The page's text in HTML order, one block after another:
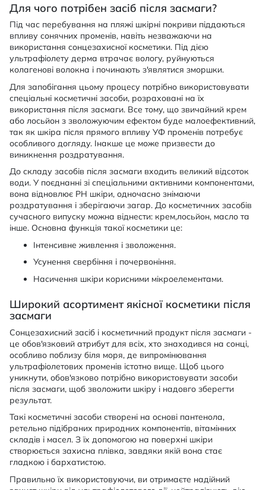
Для чого потрібен засіб після засмаги?
Під час перебування на пляжі шкірні покриви піддаються
впливу сонячних променів, навіть незважаючи на
використання сонцезахисної косметики. Під дією
ультрафіолету дерма втрачає вологу, руйнуються
колагенові волокна і починають з'являтися зморшки.
Для запобігання цьому процесу потрібно використовувати
спеціальні косметичні засоби, розраховані на їх
використання після засмаги. Все тому, що звичайний крем
або лосьйон з зволожуючим ефектом буде малоефективний,
так як шкіра після прямого впливу УФ променів потребує
особливого догляду. Інакше це може призвести до
виникнення роздратування.
До складу засобів після засмаги входить великий відсоток
води. У поєднанні зі спеціальними активними компонентами,
вона відновлює PH шкіри, одночасно знімаючи
роздратування і зберігаючи загар. До косметичних засобів
сучасного випуску можна віднести: крем,лосьйон, масло та
інше. Основна функція такої косметики це:
Інтенсивне живлення і зволоження.
Усунення свербіння і почервоніння.
Насичення шкіри корисними мікроелементами.
Широкий асортимент якісної косметики після
засмаги
Сонцезахисний засіб і косметичний продукт після засмаги -
це обов'язковий атрибут для всіх, хто знаходився на сонці,
особливо поблизу біля моря, де випромінювання
ультрафіолетових променів істотно вище. Щоб цього
уникнути, обов'язково потрібно використовувати засоби
після засмаги, щоб зволожити шкіру і надовго зберегти
результат.
Такі косметичні засоби створені на основі пантенола,
ретельно підібраних природних компонентів, вітамінних
складів і масел. З їх допомогою на поверхні шкіри
створюється захисна плівка, завдяки якій вона стає
гладкою і бархатистою.
Правильно їх використовуючи, ви отримаєте надійний